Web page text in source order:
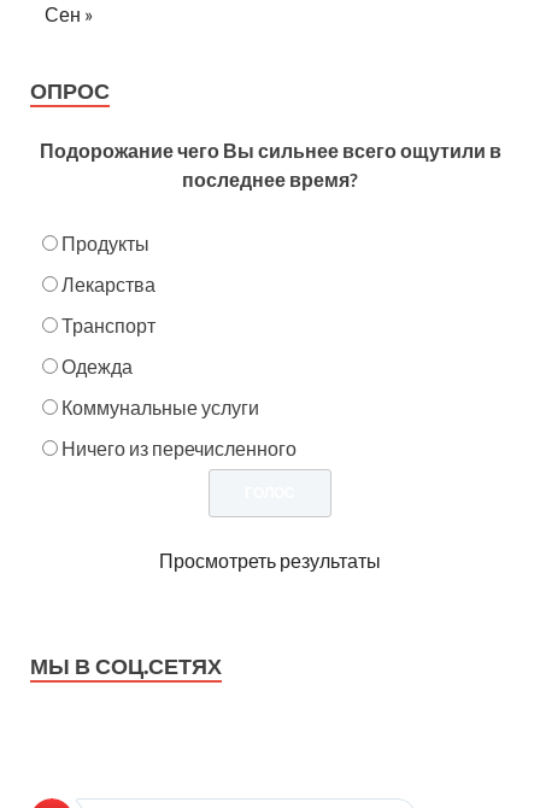
Сен »
ОПРОС
Подорожание чего Вы сильнее всего ощутили в
последнее время?
Продукты
Лекарства
Транспорт
Одежда
Коммунальные услуги
Ничего из перечисленного
Просмотреть результаты
МЫ В СОЦ.СЕТЯХ